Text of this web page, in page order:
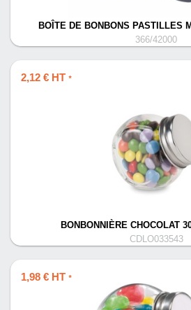
BOÎTE DE BONBONS PASTILLES
366/42000
2,12 € HT *
BONBONNIÈRE CHOCOLAT
CDLO033543
1,98 € HT *